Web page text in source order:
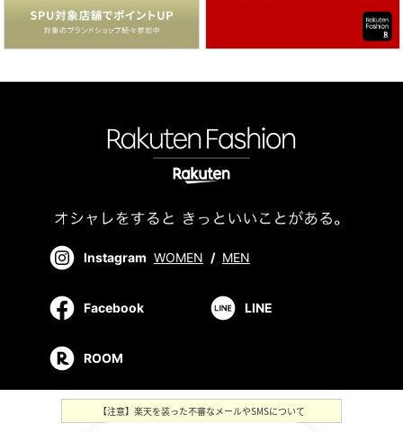
Instagram WOMEN / MEN
Facebook LINE
ROOM
【注意】楽天を装った不審なメールやSMSについて